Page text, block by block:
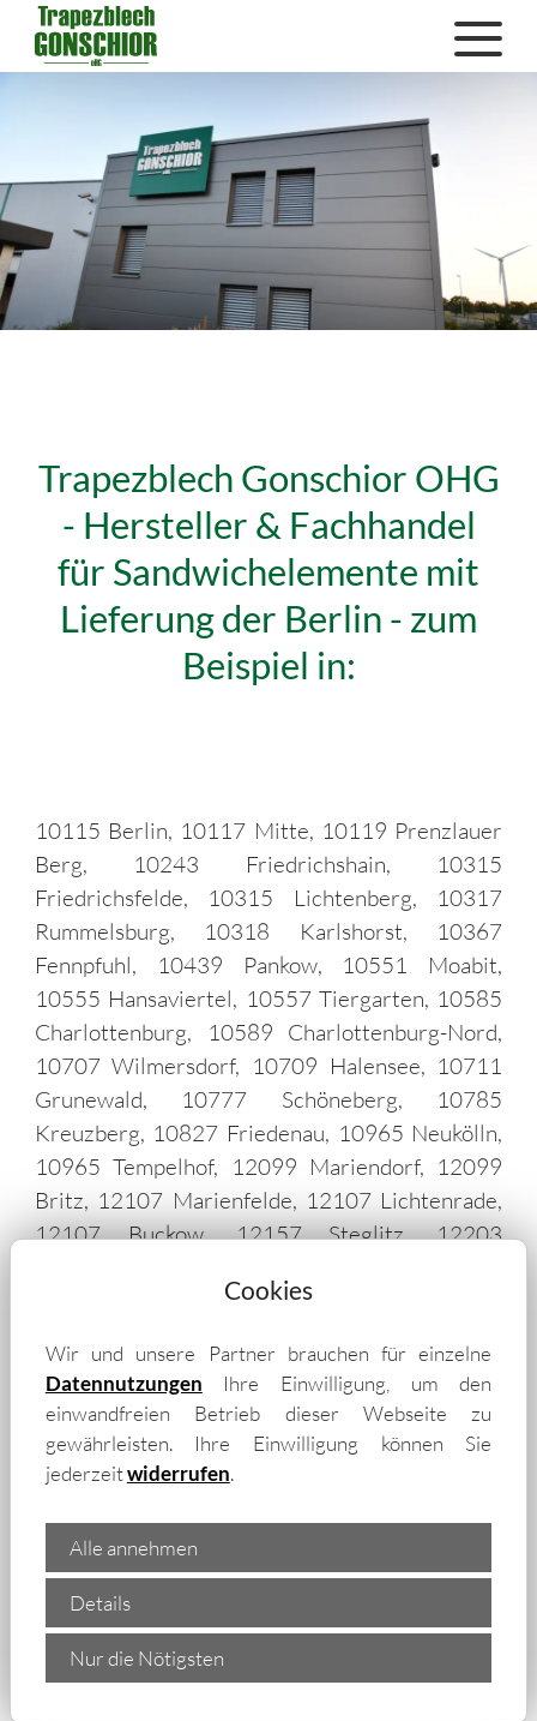
Trapezblech Gonschior OHG
- Hersteller & Fachhandel
für Sandwichelemente mit
Lieferung der Berlin - zum
Beispiel in:
10115 Berlin, 10117 Mitte, 10119 Prenzlauer
Berg, 10243 Friedrichshain, 10315
Friedrichsfelde, 10315 Lichtenberg, 10317
Rummelsburg, 10318 Karlshorst, 10367
Fennpfuhl, 10439 Pankow, 10551 Moabit,
10555 Hansaviertel, 10557 Tiergarten, 10585
Charlottenburg, 10589 Charlottenburg-Nord,
10707 Wilmersdorf, 10709 Halensee, 10711
Grunewald, 10777 Schöneberg, 10785
Kreuzberg, 10827 Friedenau, 10965 Neukölln,
10965 Tempelhof, 12099 Mariendorf, 12099
Britz, 12107 Marienfelde, 12107 Lichtenrade,
12107 Buckow, 12157 Steglitz, 12203
Gropiusstadt, 12351 Rudow, 12435 Alt-
Niederschöneweide, 12437 Baumschulenweg,
12437 Johannisthal, 12459 Oberschöneweide,
12459 Köpenick, 12487 Adlershof, 12524
Altglienicke, 12526 Bohnsdorf, 12527 Grünau,
12587 Friedrichshagen, 12589 Rahnsdorf,
12619 Kaulsdorf, 12619 Hellersdorf, 12623
Mahlsdorf, 12679 Marzahn, 12683 Biesdorf,
13051 Malchow, 13051 Alt-
Hohenschönhausen, 13051 Wartenberg, 13051
Cookies
Wir und unsere Partner brauchen für einzelne
Datennutzungen Ihre Einwilligung, um den
einwandfreien Betrieb dieser Webseite zu
gewährleisten. Ihre Einwilligung können Sie
jederzeitwiderrufen.
Alle annehmen
Details
Nur die Nötigsten